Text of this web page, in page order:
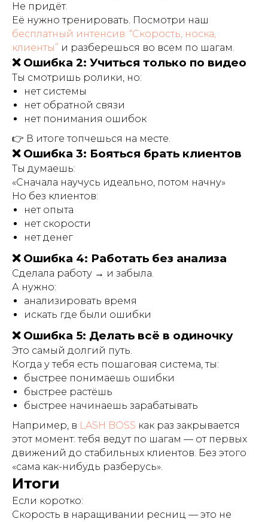
Не придёт.
Её нужно тренировать. Посмотри наш
бесплатный интенсив: “Скорость, носка,
клиенты” и разберешься во всем по шагам.
❌ Ошибка 2: Учиться только по видео
Ты смотришь ролики, но:
нет системы
нет обратной связи
нет понимания ошибок
👉 В итоге топчешься на месте.
❌ Ошибка 3: Бояться брать клиентов
Ты думаешь:
«Сначала научусь идеально, потом начну»
Но без клиентов:
нет опыта
нет скорости
нет денег
❌ Ошибка 4: Работать без анализа
Сделала работу → и забыла.
А нужно:
анализировать время
искать где были ошибки
❌ Ошибка 5: Делать всё в одиночку
Это самый долгий путь.
Когда у тебя есть пошаговая система, ты:
быстрее понимаешь ошибки
быстрее растёшь
быстрее начинаешь зарабатывать
Например, в LASH BOSS как раз закрывается
этот момент: тебя ведут по шагам — от первых
движений до стабильных клиентов. Без этого
«сама как-нибудь разберусь».
Итоги
Если коротко:
Скорость в наращивании ресниц — это не